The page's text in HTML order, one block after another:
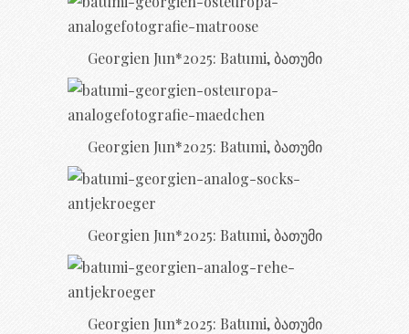
Georgien Jun*2025: Batumi, ბათუმი
Georgien Jun*2025: Batumi, ბათუმი
Georgien Jun*2025: Batumi, ბათუმი
Georgien Jun*2025: Batumi, ბათუმი